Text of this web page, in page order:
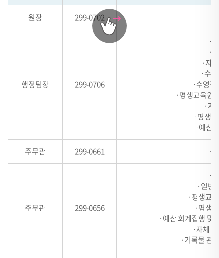
블
HEADER
원장 299-0702
행정팀장 299-0706
·
·
·자
·수
·수영
·평생교육원
·자
·평생
·예산
주무관 299-0661 ·
주무관 299-0656
·
·일반
·평생교
·평생
·예산 회계집행 및
·자체
·기록물 관